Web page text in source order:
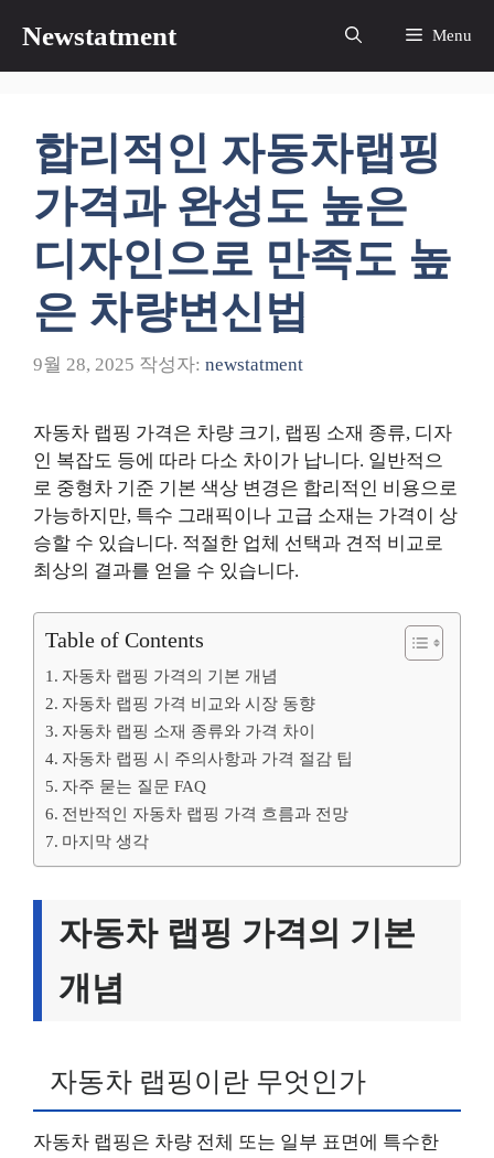
츠
Newstatment Menu
합리적인 자동차랩핑
가격과 완성도 높은
디자인으로 만족도 높
은 차량변신법
9월 28, 2025 작성자: newstatment
자동차 랩핑 가격은 차량 크기, 랩핑 소재 종류, 디자
인 복잡도 등에 따라 다소 차이가 납니다. 일반적으
로 중형차 기준 기본 색상 변경은 합리적인 비용으로
가능하지만, 특수 그래픽이나 고급 소재는 가격이 상
승할 수 있습니다. 적절한 업체 선택과 견적 비교로
최상의 결과를 얻을 수 있습니다.
Table of Contents
자동차 랩핑 가격의 기본 개념
자동차 랩핑 가격 비교와 시장 동향
자동차 랩핑 소재 종류와 가격 차이
자동차 랩핑 시 주의사항과 가격 절감 팁
자주 묻는 질문 FAQ
전반적인 자동차 랩핑 가격 흐름과 전망
마지막 생각
자동차 랩핑 가격의 기본
개념
자동차 랩핑이란 무엇인가
자동차 랩핑은 차량 전체 또는 일부 표면에 특수한